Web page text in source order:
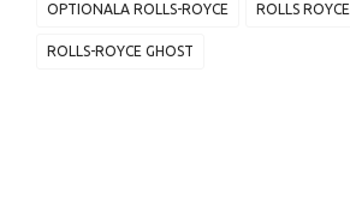
OPTIONALA ROLLS-ROYCE ROLLS ROYCE
ROLLS-ROYCE GHOST